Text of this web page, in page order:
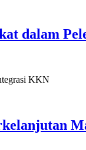
dalam
KKN